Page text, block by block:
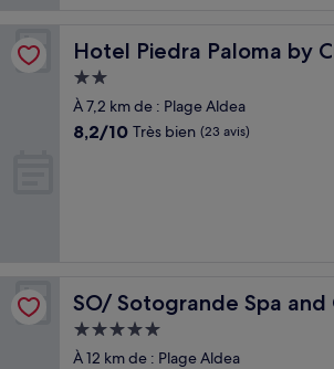
Hotel Piedra Paloma by
Hotel Piedra Paloma by Croma
Hébergement
2.0 étoiles
À 7,2 km de : Plage Aldea
8.2
8,2/10 Très bien (23 avis)
SO/ Sotogrande Spa
SO/ Sotogrande Spa and Golf
Hébergement
5.0 étoiles
À 12 km de : Plage Aldea
del Sol